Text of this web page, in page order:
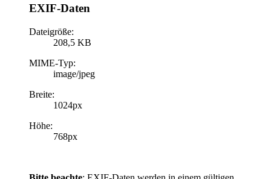
EXIF-Daten
Dateigröße:
208,5 KB
MIME-Typ:
image/jpeg
Breite:
1024px
Höhe:
768px